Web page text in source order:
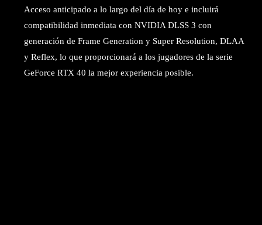
Acceso anticipado a lo largo del día de hoy e incluirá
compatibilidad inmediata con NVIDIA DLSS 3 con
generación de Frame Generation y Super Resolution, DLAA
y Reflex, lo que proporcionará a los jugadores de la serie
GeForce RTX 40 la mejor experiencia posible.